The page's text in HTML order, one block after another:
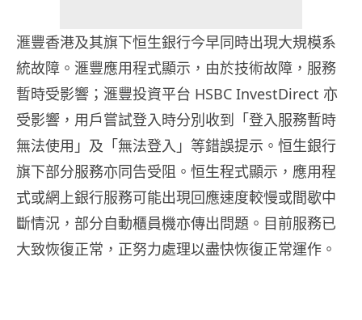
滙豐香港及其旗下恒生銀行今早同時出現大規模系
統故障。滙豐應用程式顯示，由於技術故障，服務
暫時受影響；滙豐投資平台 HSBC InvestDirect 亦
受影響，用戶嘗試登入時分別收到「登入服務暫時
無法使用」及「無法登入」等錯誤提示。恒生銀行
旗下部分服務亦同告受阻。恒生程式顯示，應用程
式或網上銀行服務可能出現回應速度較慢或間歇中
斷情況，部分自動櫃員機亦傳出問題。目前服務已
大致恢復正常，正努力處理以盡快恢復正常運作。